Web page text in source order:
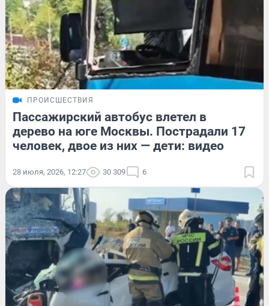
ПРОИСШЕСТВИЯ
Пассажирский автобус влетел в
дерево на юге Москвы. Пострадали 17
человек, двое из них — дети: видео
28 июля, 2026, 12:27 30 309 6